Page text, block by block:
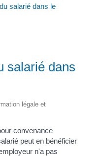
salarié dans le
salarié dans
légale et
convenance
peut en bénéficier
n'a pas